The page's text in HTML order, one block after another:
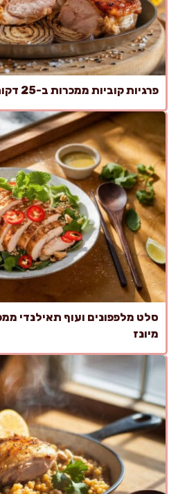
פרגיות קוביות ממכרות ב-25 דקות, בלי מנגל בכלל
מיונז